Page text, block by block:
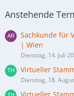
Anstehende
Sachkunde für
| Wien
Dienstag, 14. Juli
Virtueller
Dienstag, 18.